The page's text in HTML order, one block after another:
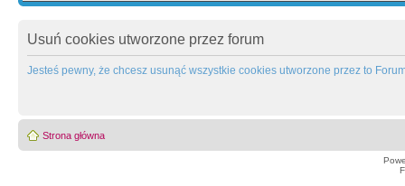
Usuń cookies utworzone przez forum
Jesteś pewny, że chcesz usunąć wszystkie cookies utworzone przez to
Strona główna